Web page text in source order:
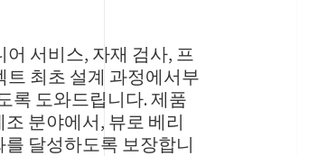
서비스, 자재 검사, 프
트 최초 설계 과정에서부
록 도와드립니다. 제품
분야에서, 뷰로 베리
를 달성하도록 보장합니